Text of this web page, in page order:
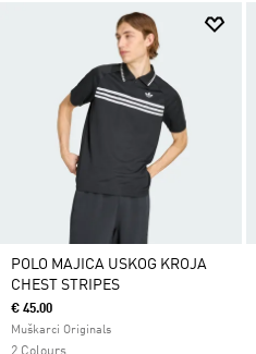
POLO MAJICA USKOG KROJA
CHEST STRIPES
€ 45.00
Muškarci Originals